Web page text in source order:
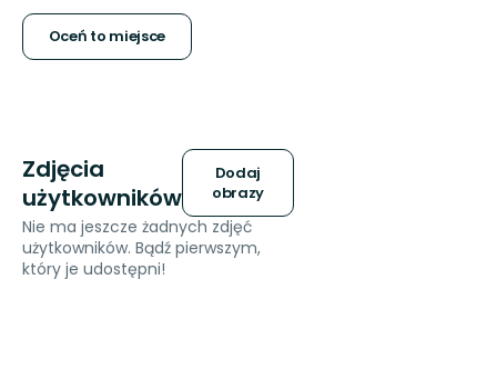
gwiazdek
Oceń to miejsce
Zdjęcia
użytkowników
Dodaj
obrazy
Nie ma jeszcze żadnych zdjęć
użytkowników. Bądź pierwszym,
który je udostępni!